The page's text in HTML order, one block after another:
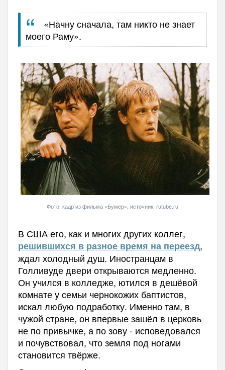
«Начну сначала, там никто не знает
моего Раму».
Фото: кадр из фильма «Бумер», источник: rutube.ru
В США его, как и многих других коллег,
решившихся в разное время на переезд,
ждал холодный душ. Иностранцам в
Голливуде двери открываются медленно.
Он учился в колледже, ютился в дешёвой
комнате у семьи чернокожих баптистов,
искал любую подработку. Именно там, в
чужой стране, он впервые зашёл в церковь
не по привычке, а по зову - исповедовался
и почувствовал, что земля под ногами
становится твёрже.